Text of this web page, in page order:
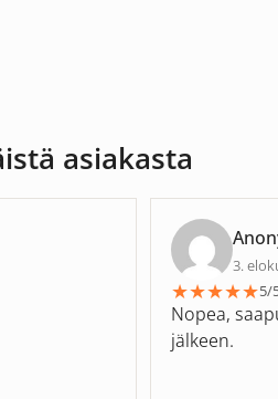
asiakasta
3.
★★★★★5/
Nopea,
jälkeen.